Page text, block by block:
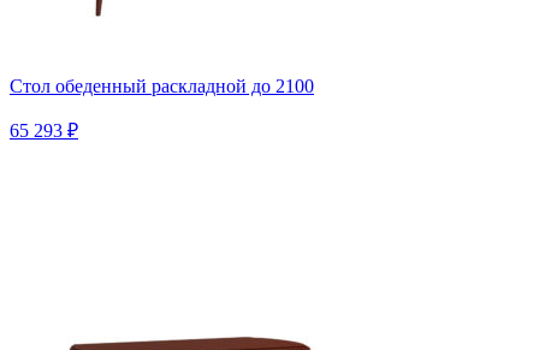
Стол обеденный раскладной до 2100
65 293 ₽